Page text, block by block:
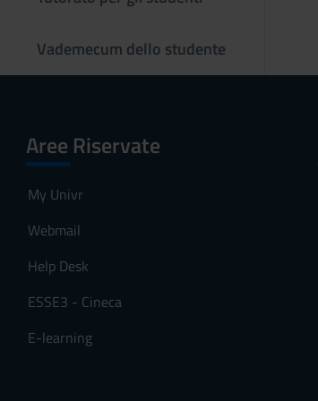
Vademecum dello studente
Aree Riservate
My Univr
Webmail
Help Desk
ESSE3 - Cineca
E-learning